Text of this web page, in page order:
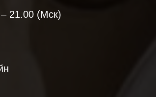
21.00 (Мск)